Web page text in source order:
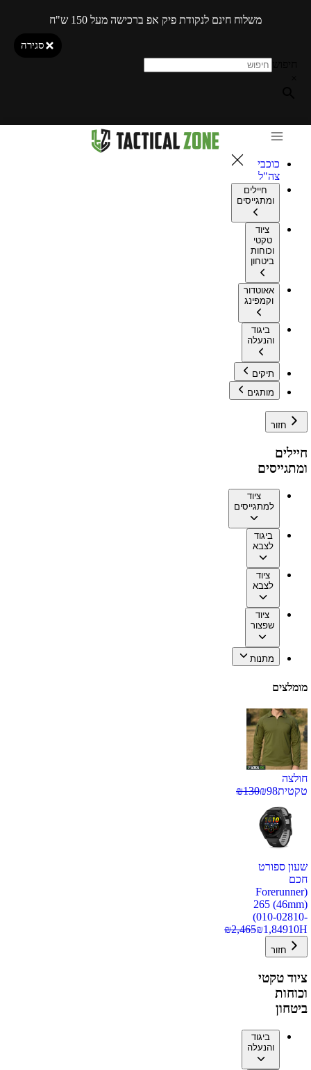
משלוח חינם לנקודת פיק אפ ברכישה מעל 150 ש"ח
סגירה
כוכבי
צה"ל
חיילים
ומתגייסים
ציוד
טקטי
וכוחות
ביטחון
אאוטדור
וקמפינג
ביגוד
והנעלה
תיקים
מותגים
חזור
חיילים
ומתגייסים
ציוד
למתגייסים
ביגוד
לצבא
ציוד
לצבא
ציוד
שפצור
מתנות
מומלצים
חולצה
טקטית
₪98
₪130
שעון ספורט
חכם
(Forerunner
265 (46mm)
(010-02810-
10H
₪1,849
₪2,465
חזור
ציוד טקטי
וכוחות
ביטחון
ביגוד
והנעלה